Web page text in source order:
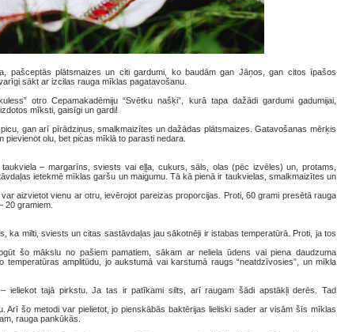
pašceptās plātsmaizes un citi gardumi, ko baudām gan Jāņos, gan citos īpašos
sākt ar izcilas rauga mīklas pagatavošanu.
otro Cepamakadēmiju “Svētku našķi”, kurā tapa dažādi gardumi gadumijai,
mīksti, gaisīgi un gardi!
gan arī pīrādziņus, smalkmaizītes un dažādas plātsmaizes. Gatavošanas mērķis
olu, bet picas mīklā to parasti nedara.
– margarīns, sviests vai eļļa, cukurs, sāls, olas (pēc izvēles) un, protams,
ietekmē mīklas garšu un maigumu. Tā kā pienā ir taukvielas, smalkmaizītes un
aizvietot vienu ar otru, ievērojot pareizas proporcijas. Proti, 60 grami presētā rauga
20 gramiem.
ka milti, sviests un citas sastāvdaļas jau sākotnēji ir istabas temperatūrā. Proti, ja tos
šo mākslu no pašiem pamatiem, sākam ar neliela ūdens vai piena daudzuma
amplitūdu, jo aukstumā vai karstumā raugs “neatdzīvosies”, un mīkla
ieliekot tajā pirkstu. Ja tas ir patīkami silts, arī raugam šādi apstākļi derēs. Tad
šo metodi var pielietot, jo pienskābās baktērijas lieliski sader ar visām šīs mīklas
rauga pankūkās.